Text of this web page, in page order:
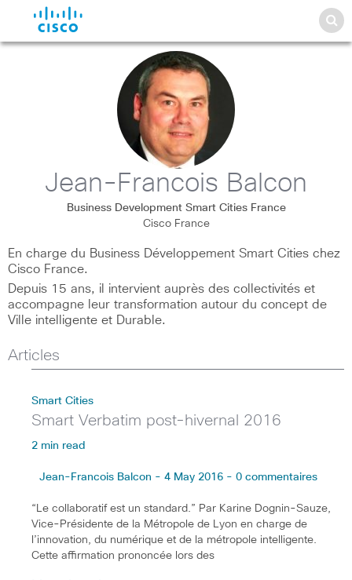
Jean-Francois Balcon
Business Development Smart Cities France
Cisco France
En charge du Business Développement Smart Cities chez
Cisco France.
Depuis 15 ans, il intervient auprès des collectivités et
accompagne leur transformation autour du concept de
Ville intelligente et Durable.
Articles
Smart Cities
Smart Verbatim post-hivernal 2016
2 min read
Jean-Francois Balcon - 4 May 2016 - 0 commentaires
“Le collaboratif est un standard.” Par Karine Dognin-Sauze,
Vice-Présidente de la Métropole de Lyon en charge de
l’innovation, du numérique et de la métropole intelligente.
Cette affirmation prononcée lors des